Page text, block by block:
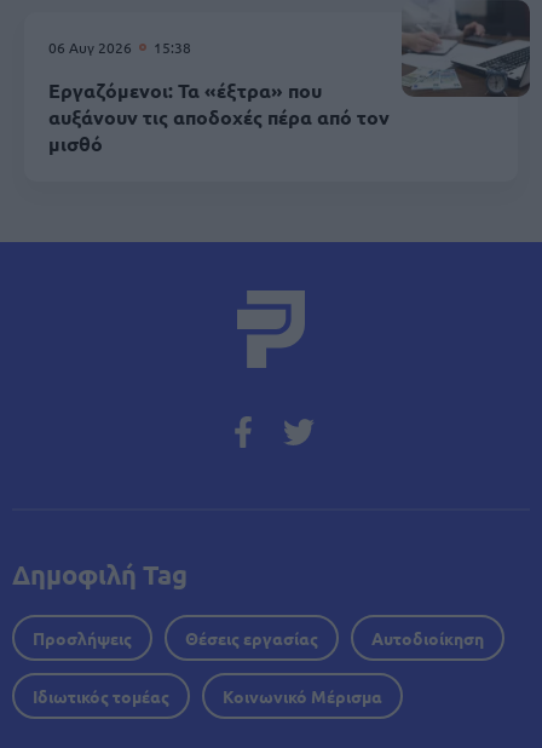
06 Αυγ 2026 15:38
Εργαζόμενοι: Τα «έξτρα» που
αυξάνουν τις αποδοχές πέρα από τον
μισθό
Δημοφιλή Tag
Προσλήψεις Θέσεις εργασίας Αυτοδιοίκηση
Ιδιωτικός τομέας Κοινωνικό Μέρισμα